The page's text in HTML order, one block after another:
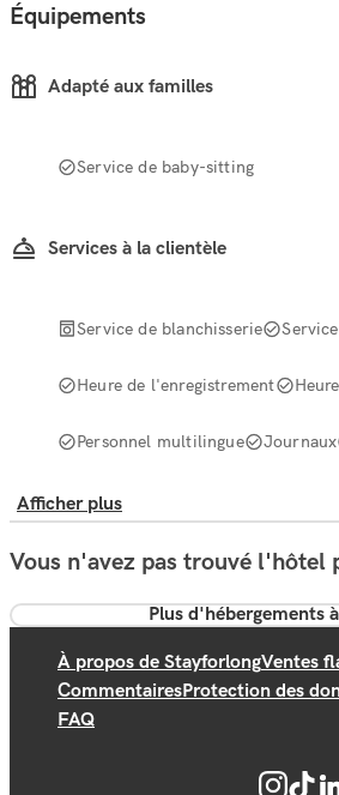
Équipements
Adapté aux familles
Service de baby-sitting
Services à la clientèle
Service de blanchisserie
Heure de l'enregistrement
Personnel multilingue Journaux
Afficher plus
Vous n'avez pas trouvé l'hôtel
Plus d'hébergements
À propos de StayforlongVentes
CommentairesProtection des
FAQ